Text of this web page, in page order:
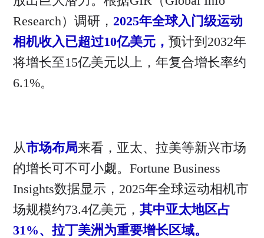
Research）调研， 2025年全球入门级运动
相机收入已超过10亿美元， 预计到2032年
将增长至15亿美元以上，年复合增长率约
6.1%。
从市场布局来看，亚太、拉美等新兴市场
的增长可不可小觑。Fortune Business
Insights数据显示，2025年全球运动相机市
场规模约73.4亿美元， 其中亚太地区占
31%、拉丁美洲为重要增长区域。